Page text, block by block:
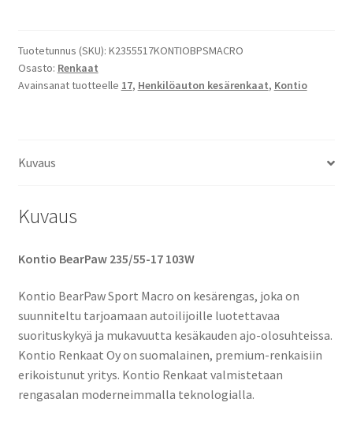
BearPaw
määrä
Tuotetunnus (SKU): K2355517KONTIOBPSMACRO
Osasto: Renkaat
Avainsanat tuotteelle 17, Henkilöauton kesärenkaat, Kontio
Kuvaus
Kuvaus
Kontio BearPaw 235/55-17 103W
Kontio BearPaw Sport Macro on kesärengas, joka on
suunniteltu tarjoamaan autoilijoille luotettavaa
suorituskykyä ja mukavuutta kesäkauden ajo-olosuhteissa.
Kontio Renkaat Oy on suomalainen, premium-renkaisiin
erikoistunut yritys. Kontio Renkaat valmistetaan
rengasalan moderneimmalla teknologialla.